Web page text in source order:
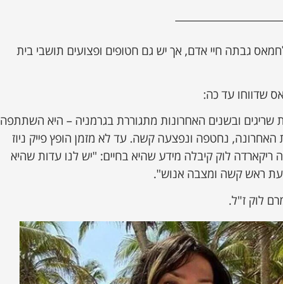
גבתה חיי אדם, אך יש גם חטופים ופצועים תושבי בית
שדווחו עד כה:
שריגים ובשנים האחרונות מתגוררת בגרמניה – היא השתתפה
נחטפה ונפצעה קשה. עד לא מזמן הופץ פייק ניוז
לוק קיבלה מידע שהיא בחיים: "יש לנו עדות שהיא
ראש קשה ומצבה אנוש".
לוק ז"ל.